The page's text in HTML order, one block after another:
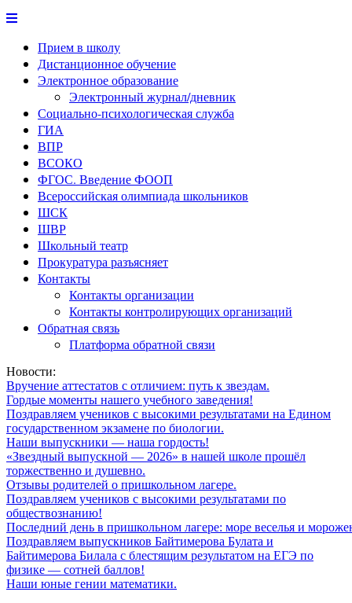
Прием в школу
Дистанционное обучение
Электронное образование
Электронный журнал/дневник
Социально-психологическая служба
ГИА
ВПР
ВСОКО
ФГОС. Введение ФООП
Всероссийская олимпиада школьников
ШСК
ШВР
Школьный театр
Прокуратура разъясняет
Контакты
Контакты организации
Контакты контролирующих организаций
Обратная связь
Платформа обратной связи
Новости:
Вручение аттестатов с отличием: путь к звездам.
Гордые моменты нашего учебного заведения!
Поздравляем учеников с высокими результатами на Едином
государственном экзамене по биологии.
Наши выпускники — наша гордость!
«Звездный выпускной — 2026» в нашей школе прошёл
торжественно и душевно.
Отзывы родителей о пришкольном лагере.
Поздравляем учеников с высокими результатами по
обществознанию!
Последний день в пришкольном лагере: море веселья и
Поздравляем выпускников Байтимерова Булата и
Байтимерова Билала с блестящим результатом на ЕГЭ по
физике — сотней баллов!
Наши юные гении математики.